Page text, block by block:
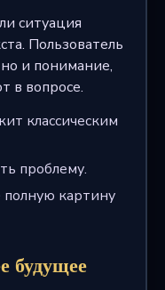
ситуация
Пользователь
но и понимание,
в вопросе.
классическим
проблему.
картину
будущее